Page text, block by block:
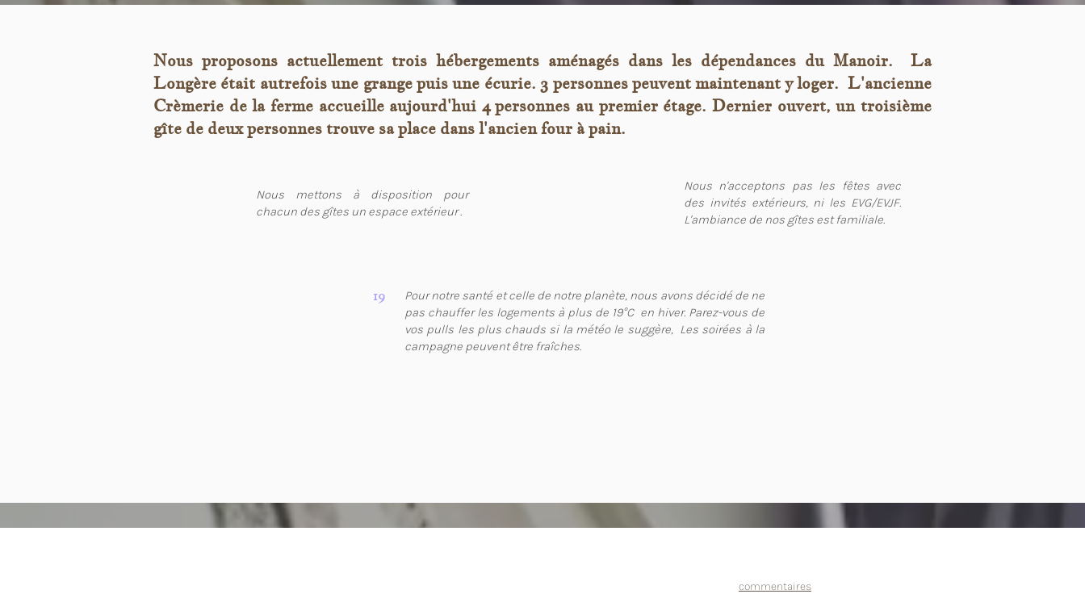
Nous proposons actuellement trois hébergements aménagés dans les dépendances du Manoir. La
Longère était autrefois une grange puis une écurie. 3 personnes peuvent maintenant y loger. L'ancienne
Crèmerie de la ferme accueille aujourd'hui 4 personnes au premier étage. Dernier ouvert, un troisième
gîte de deux personnes trouve sa place dans l'ancien four à pain.
Nous mettons à disposition pour
chacun des gîtes un espace extérieur .
Nous n'acceptons pas les fêtes avec
des invités extérieurs, ni les EVG/EVJF.
L'ambiance de nos gîtes est familiale.
19
Pour notre santé et celle de notre planète, nous avons décidé de ne
pas chauffer les logements à plus de 19°C en hiver. Parez-vous de
vos pulls les plus chauds si la météo le suggère, Les soirées à la
campagne peuvent être fraîches.
commentaires